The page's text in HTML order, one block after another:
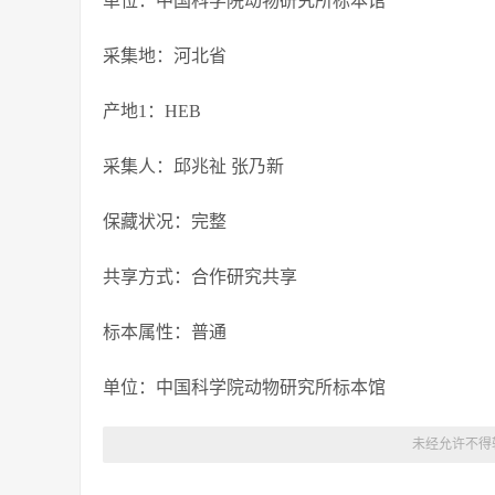
采集地：河北省
产地1：HEB
采集人：邱兆祉 张乃新
保藏状况：完整
共享方式：合作研究共享
标本属性：普通
单位：中国科学院动物研究所标本馆
未经允许不得